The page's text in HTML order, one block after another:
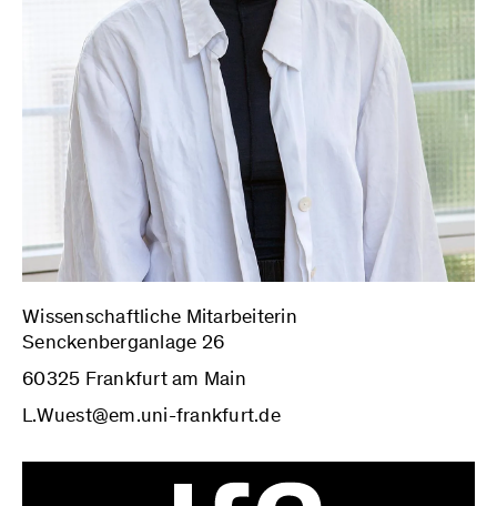
Wissenschaftliche Mitarbeiterin
Senckenberganlage 26
60325 Frankfurt am Main
L.Wuest@em.uni-frankfurt.de